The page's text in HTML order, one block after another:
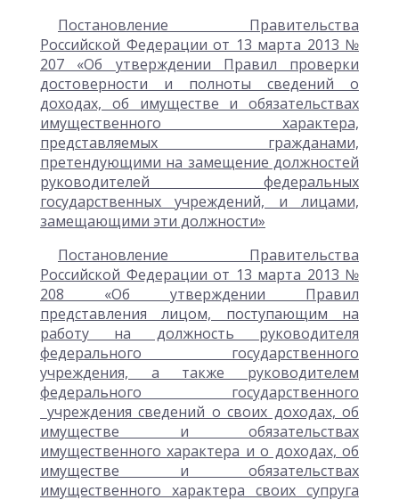
Постановление Правительства
Российской Федерации от 13 марта 2013 №
207 «Об утверждении Правил проверки
достоверности и полноты сведений о
доходах, об имуществе и обязательствах
имущественного характера,
представляемых гражданами,
претендующими на замещение должностей
руководителей федеральных
государственных учреждений, и лицами,
замещающими эти должности»
Постановление Правительства
Российской Федерации от 13 марта 2013 №
208 «Об утверждении Правил
представления лицом, поступающим на
работу на должность руководителя
федерального государственного
учреждения, а также руководителем
федерального государственного
учреждения сведений о своих доходах, об
имуществе и обязательствах
имущественного характера и о доходах, об
имуществе и обязательствах
имущественного характера своих супруга